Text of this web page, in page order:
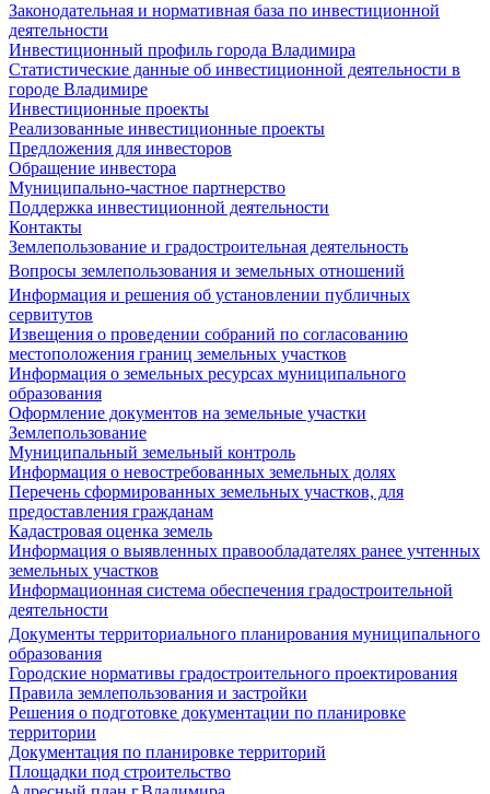
Законодательная и нормативная база по инвестиционной
деятельности
Инвестиционный профиль города Владимира
Статистические данные об инвестиционной деятельности в
городе Владимире
Инвестиционные проекты
Реализованные инвестиционные проекты
Предложения для инвесторов
Обращение инвестора
Муниципально-частное партнерство
Поддержка инвестиционной деятельности
Контакты
Землепользование и градостроительная деятельность
Вопросы землепользования и земельных отношений
Информация и решения об установлении публичных
сервитутов
Извещения о проведении собраний по согласованию
местоположения границ земельных участков
Информация о земельных ресурсах муниципального
образования
Оформление документов на земельные участки
Землепользование
Муниципальный земельный контроль
Информация о невостребованных земельных долях
Перечень сформированных земельных участков, для
предоставления гражданам
Кадастровая оценка земель
Информация о выявленных правообладателях ранее учтенных
земельных участков
Информационная система обеспечения градостроительной
деятельности
Документы территориального планирования муниципального
образования
Городские нормативы градостроительного проектирования
Правила землепользования и застройки
Решения о подготовке документации по планировке
территории
Документация по планировке территорий
Площадки под строительство